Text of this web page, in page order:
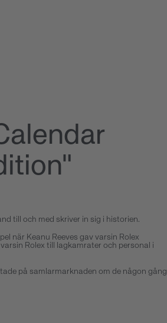
till och med skriver in sig i historien.
när Keanu Reeves gav varsin Rolex
Rolex till lagkamrater och personal i
på samlarmarknaden om de någon gång